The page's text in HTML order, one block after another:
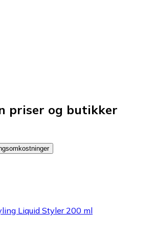
priser og butikker
Liquid Styler 200 ml